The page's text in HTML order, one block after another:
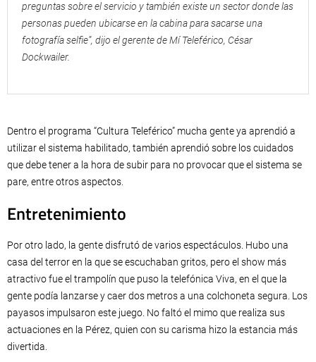
preguntas sobre el servicio y también existe un sector donde las
personas pueden ubicarse en la cabina para sacarse una
fotografía selfie”, dijo el gerente de Mí Teleférico, César
Dockwailer.
Dentro el programa “Cultura Teleférico” mucha gente ya aprendió a
utilizar el sistema habilitado, también aprendió sobre los cuidados
que debe tener a la hora de subir para no provocar que el sistema se
pare, entre otros aspectos.
Entretenimiento
Por otro lado, la gente disfrutó de varios espectáculos. Hubo una
casa del terror en la que se escuchaban gritos, pero el show más
atractivo fue el trampolín que puso la telefónica Viva, en el que la
gente podía lanzarse y caer dos metros a una colchoneta segura. Los
payasos impulsaron este juego. No faltó el mimo que realiza sus
actuaciones en la Pérez, quien con su carisma hizo la estancia más
divertida.